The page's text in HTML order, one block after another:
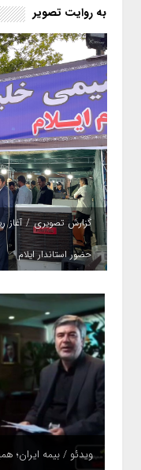
شود؟!
به روایت تصویر
گزارش تصویری / آغاز
حضور استاندار ایلام
ویدئو / بیمه ایران؛